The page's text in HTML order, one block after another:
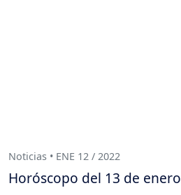
Noticias • ENE 12 / 2022
Horóscopo del 13 de enero